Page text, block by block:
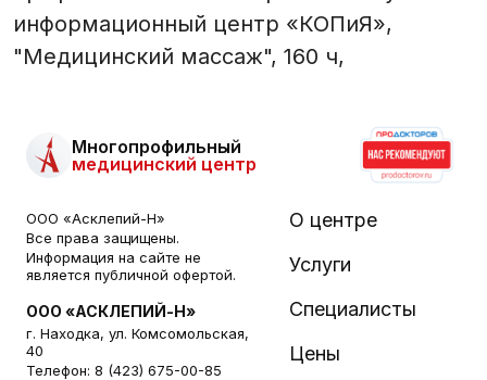
информационный центр «КОПиЯ»,
"Медицинский массаж", 160 ч,
Многопрофильный
медицинский центр
ООО «Асклепий-Н»
Все права защищены.
Информация на сайте не
является публичной офертой.
ООО «АСКЛЕПИЙ-Н»
г. Находка, ул. Комсомольская,
40
Телефон: 8 (423) 675-00-85
О центре
Услуги
Специалисты
Цены